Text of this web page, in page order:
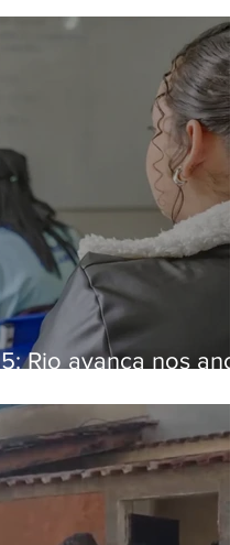
Rio avança nos